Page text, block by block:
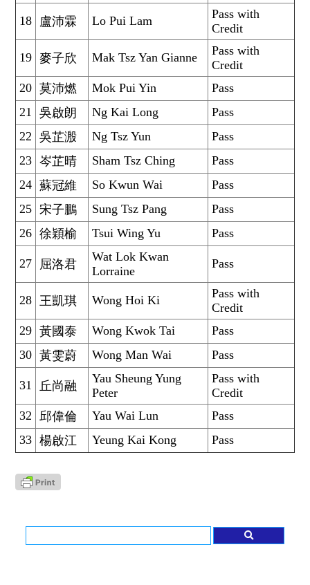
18 盧沛霖 Lo Pui Lam
Pass with
Credit
19 麥子欣 Mak Tsz Yan Gianne
Pass with
Credit
20 莫沛燃 Mok Pui Yin
Pass
21 吳啟朗 Ng Kai Long
Pass
22 吳芷溵 Ng Tsz Yun
Pass
23 岑芷晴 Sham Tsz Ching
Pass
24 蘇冠維 So Kwun Wai
Pass
25 宋子鵬 Sung Tsz Pang
Pass
26 徐穎榆 Tsui Wing Yu Pass
27 屈洛君
Wat Lok Kwan
Lorraine
Pass
28 王凱琪 Wong Hoi Ki
Pass with
Credit
29 黃國泰 Wong Kwok Tai
Pass
30 黃雯蔚 Wong Man Wai Pass
31 丘尚融
Yau Sheung Yung
Peter
Pass with
Credit
32 邱偉倫 Yau Wai Lun
Pass
33 楊啟江 Yeung Kai Kong Pass